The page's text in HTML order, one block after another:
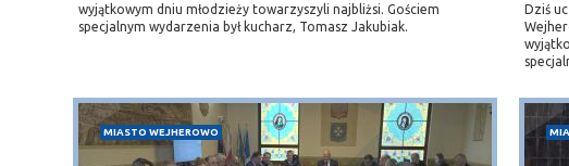
wyjątkowym dniu młodzieży towarzyszyli najbliżsi. Gościem
specjalnym wydarzenia był kucharz, Tomasz Jakubiak.
Dziś
MIASTO WEJHEROWO